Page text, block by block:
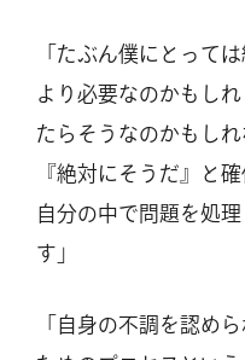
「たぶん僕にとって
より必要なのかもし
たらそうなのかもし
『絶対にそうだ』と
自分の中で問題を処
す」
「自身の不調を認め